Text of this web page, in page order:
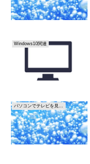
Windows10関連